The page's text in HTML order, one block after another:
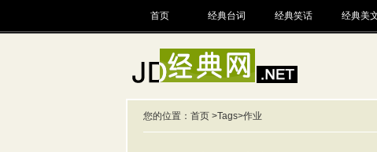
首页 经典台词 经典笑话 经典美
您的位置： 首页 >Tags>作业